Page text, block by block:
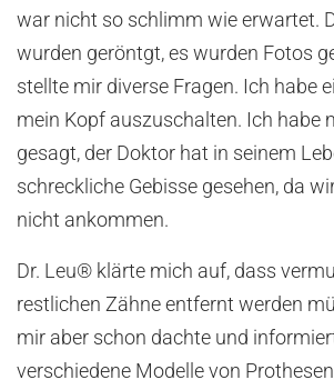
war nicht so schlimm wie erwartet.
wurden geröntgt, es wurden Fotos
stellte mir diverse Fragen. Ich habe
mein Kopf auszuschalten. Ich habe
gesagt, der Doktor hat in seinem
schreckliche Gebisse gesehen, da
nicht ankommen.
Dr. Leu® klärte mich auf, dass
restlichen Zähne entfernt werden
mir aber schon dachte und
verschiedene Modelle von